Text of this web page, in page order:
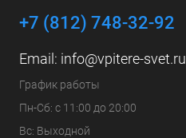
+7 (812) 748-32-92
Email: info@vpitere-svet.ru
График работы
Пн-Сб: с 11:00 до 20:00
Вс: Выходной